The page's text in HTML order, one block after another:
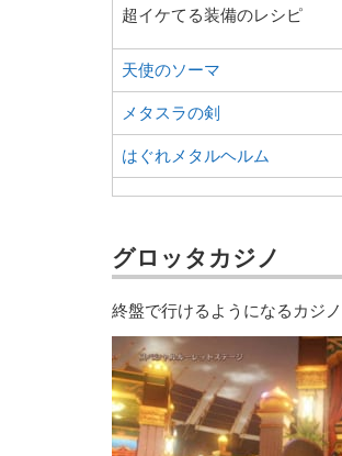
超イケてる装備のレシピ
天使のソーマ
メタスラの剣
はぐれメタルヘルム
グロッタカジノ
終盤で行けるようになるカジ